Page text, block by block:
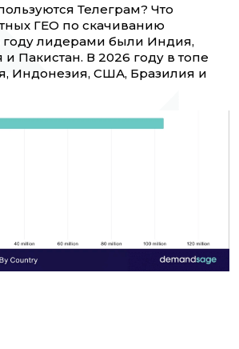
Телеграм? Что
ГЕО по скачиванию
году лидерами были Индия,
Пакистан. В 2026 году в топе
Индонезия, США, Бразилия и